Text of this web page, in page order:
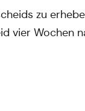
zu
vier Wochen